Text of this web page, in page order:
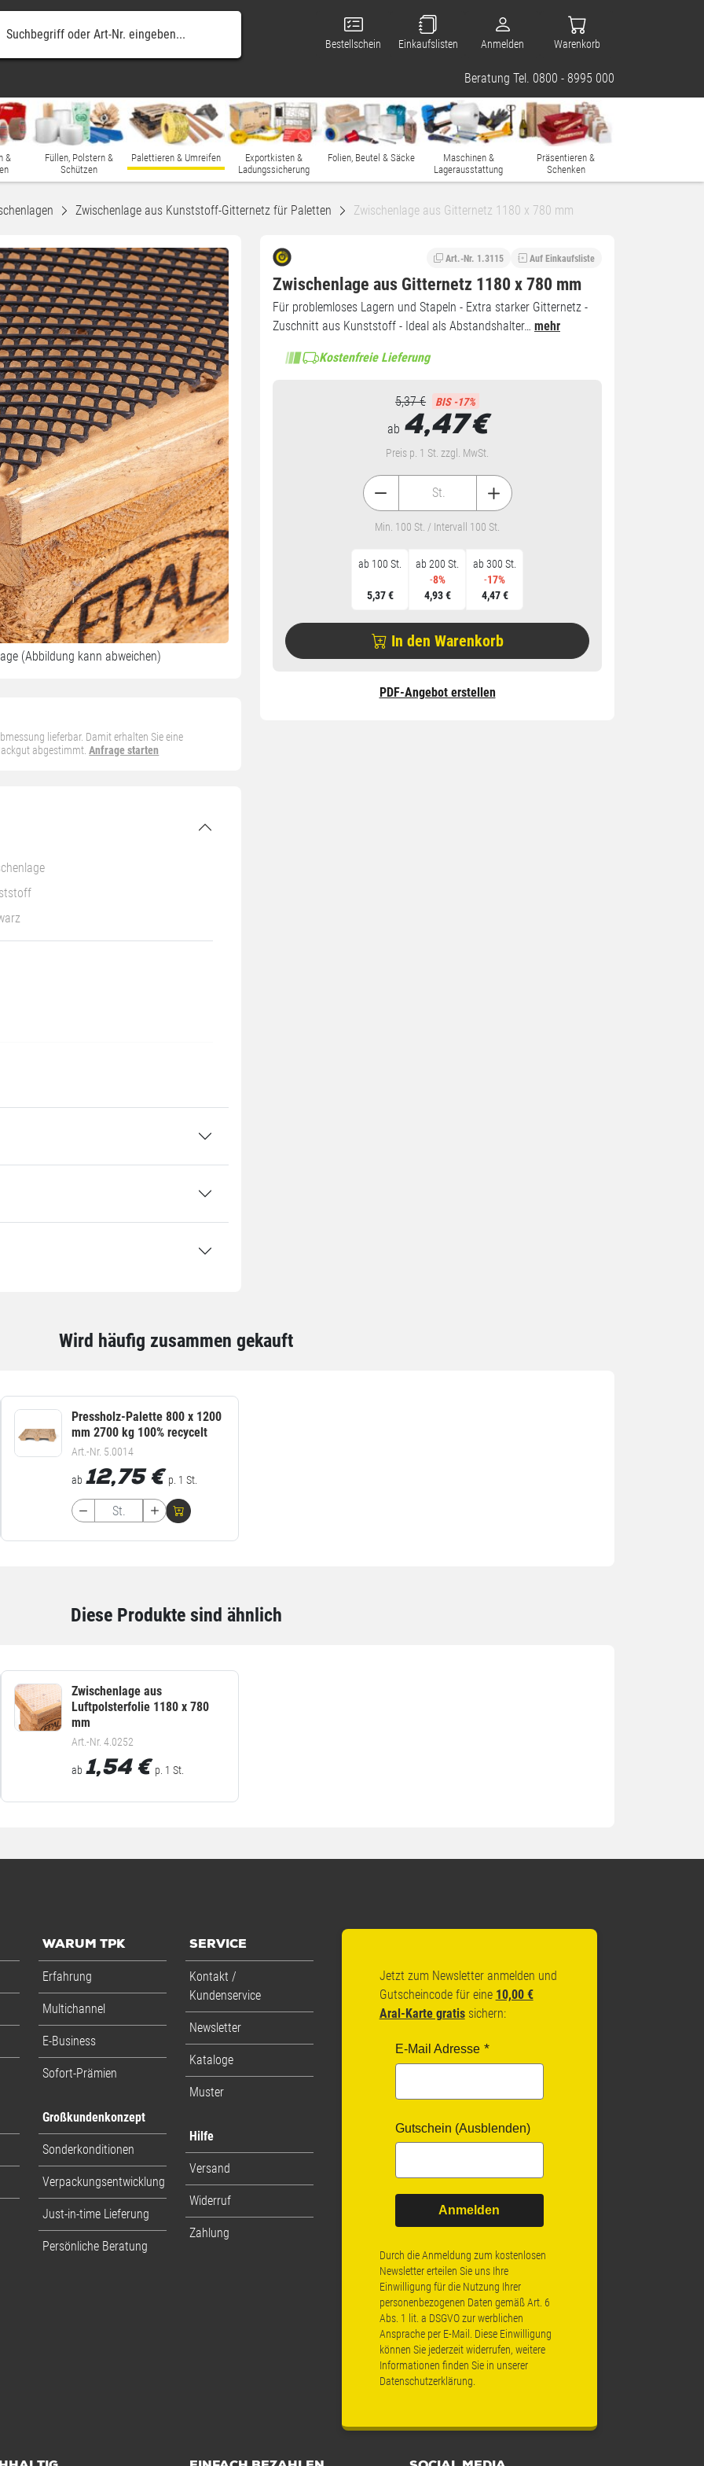
Bestellschein Einkaufslisten Anmelden Warenkorb
Beratung Tel. 0800 - 8995 000
&
Füllen, Polstern &
Schützen
Palettieren & Umreifen
Exportkisten &
Ladungssicherung
Folien, Beutel & Säcke
Maschinen &
Lagerausstattung
Präsentieren &
Schenken
Zwischenlage aus Kunststoff-Gitternetz für Paletten Zwischenlage aus Gitternetz 1180 x 780 mm
(Abbildung kann abweichen)
lieferbar. Damit erhalten Sie eine
abgestimmt.Anfrage starten
Art.-Nr. 1.3115 Auf Einkaufsliste
Zwischenlage aus Gitternetz 1180 x 780 mm
Für problemloses Lagern und Stapeln - Extra starker Gitternetz -
Zuschnitt aus Kunststoff - Ideal als Abstandshalter… mehr
Kostenfreie Lieferung
5,37 € BIS -17%
ab 4,47€
Preis p. 1 St. zzgl. MwSt.
ab 100 St.
5,37 €
ab 200 St.
-8%
4,93 €
ab 300 St.
-17%
4,47 €
St.
Min. 100 St. / Intervall 100 St.
In den Warenkorb
PDF-Angebot erstellen
Wird häufig zusammen gekauft
Pressholz-Palette 800 x 1200
mm 2700 kg 100% recycelt
Art.-Nr. 5.0014
ab 12,75 € p. 1 St.
Diese Produkte sind ähnlich
Zwischenlage aus
Luftpolsterfolie 1180 x 780
mm
Art.-Nr. 4.0252
ab 1,54 € p. 1 St.
WARUM TPK
Erfahrung
Multichannel
E-Business
Sofort-Prämien
Großkundenkonzept
Sonderkonditionen
Verpackungsentwicklung
Just-in-time Lieferung
Persönliche Beratung
SERVICE
Kontakt /
Kundenservice
Newsletter
Kataloge
Muster
Hilfe
Versand
Widerruf
Zahlung
Jetzt zum Newsletter anmelden und
Gutscheincode für eine 10,00 €
Aral-Karte gratissichern:
E-Mail Adresse
Gutschein (Ausblenden)
Anmelden
Durch die Anmeldung zum kostenlosen
Newsletter erteilen Sie uns Ihre
Einwilligung für die Nutzung Ihrer
personenbezogenen Daten gemäß Art. 6
Abs. 1 lit. a DSGVO zur werblichen
Ansprache per E-Mail. Diese Einwilligung
können Sie jederzeit widerrufen, weitere
Informationen finden Sie in unserer
Datenschutzerklärung